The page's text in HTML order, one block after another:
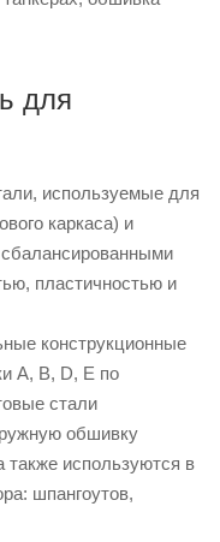
для
используемые для
каркаса) и
пластичностью и
конструкционные
A, B, D, E по
стали
обшивку
также используются в
шпангоутов,